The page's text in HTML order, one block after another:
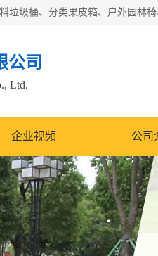
公司
Ltd.
企业视频 公司